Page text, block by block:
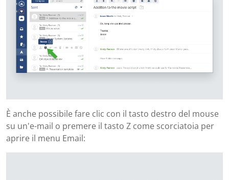
È anche possibile fare clic con il tasto destro del mouse
su un'e-mail o premere il tasto Z come scorciatoia per
aprire il menu Email: